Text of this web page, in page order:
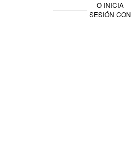
O INICIA
SESIÓN CON